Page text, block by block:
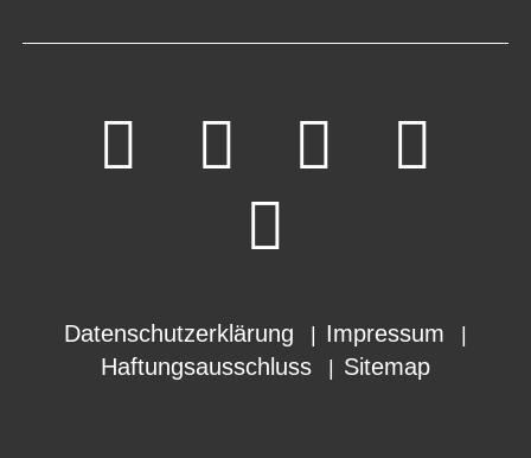
Datenschutzerklärung
Impressum
Haftungsausschluss
Sitemap